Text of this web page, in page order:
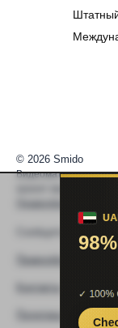
© 2026 Smido
Видеоматериалы
Политика